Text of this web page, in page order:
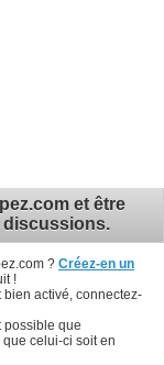
et être
? Créez-en un
!
activé, connectez-
possible que
celui-ci soit en